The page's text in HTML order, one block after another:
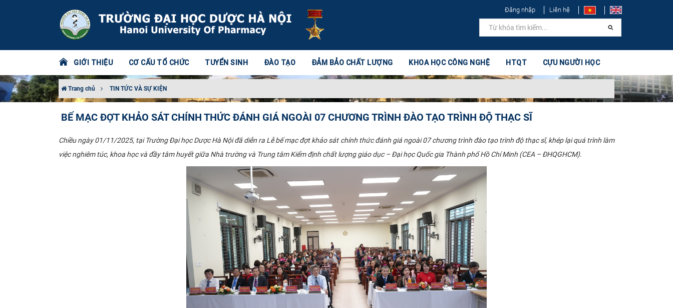
Đăng nhập Liên hệ
GIỚI THIỆU CƠ CẤU TỔ CHỨC TUYỂN SINH ĐÀO TẠO ĐẢM BẢO CHẤT LƯỢNG KHOA HỌC CÔNG NGHỆ HTQT CỰU NGƯỜI HỌC
Trang chủ TIN TỨC VÀ SỰ KIỆN
BẾ MẠC ĐỢT KHẢO SÁT CHÍNH THỨC ĐÁNH GIÁ NGOÀI 07 CHƯƠNG TRÌNH ĐÀO TẠO TRÌNH ĐỘ THẠC SĨ
Chiều ngày 01/11/2025, tại Trường Đại học Dược Hà Nội đã diễn ra Lễ bế mạc đợt khảo sát chính thức đánh giá ngoài 07 chương trình đào tạo trình độ thạc sĩ, khép lại quá trình làm
việc nghiêm túc, khoa học và đầy tâm huyết giữa Nhà trường và Trung tâm Kiểm định chất lượng giáo dục – Đại học Quốc gia Thành phố Hồ Chí Minh (CEA – ĐHQGHCM).